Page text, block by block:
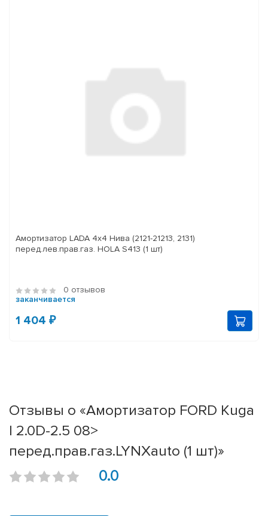
Амортизатор LADA 4x4 Нива (2121-21213, 2131)
перед.лев.прав.газ. HOLA S413 (1 шт)
0 отзывов
заканчивается
1 404 ₽
Отзывы о «Амортизатор FORD Kuga
I 2.0D-2.5 08>
перед.прав.газ.LYNXauto (1 шт)»
0.0